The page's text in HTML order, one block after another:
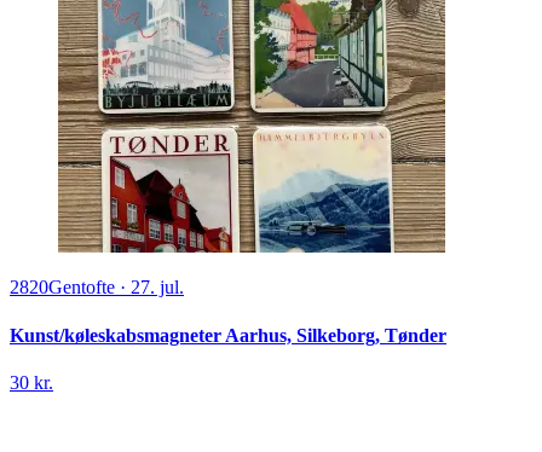
2820Gentofte · 27. jul.
Kunst/køleskabsmagneter Aarhus, Silkeborg, Tønder
30 kr.